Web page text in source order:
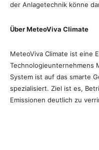
der Anlagetechnik könne
Über MeteoViva Climate
MeteoViva Climate ist eine
Technologieunternehmens
System ist auf das smarte
spezialisiert. Ziel ist es,
Emissionen deutlich zu